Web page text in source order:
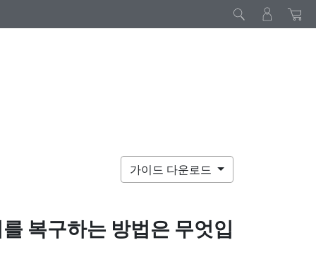
가이드 다운로드
복구하는 방법은 무엇입